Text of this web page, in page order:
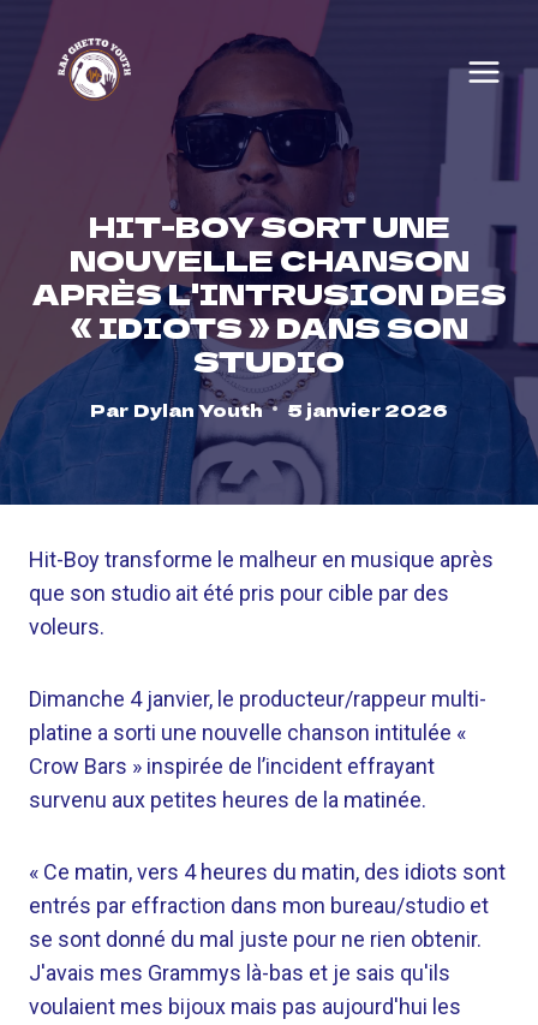
content
HIT-BOY SORT UNE
NOUVELLE CHANSON
APRÈS L'INTRUSION DES
« IDIOTS » DANS SON
STUDIO
Par Dylan Youth 5 janvier 2026
Hit-Boy transforme le malheur en musique après
que son studio ait été pris pour cible par des
voleurs.
Dimanche 4 janvier, le producteur/rappeur multi-
platine a sorti une nouvelle chanson intitulée «
Crow Bars » inspirée de l’incident effrayant
survenu aux petites heures de la matinée.
« Ce matin, vers 4 heures du matin, des idiots sont
entrés par effraction dans mon bureau/studio et
se sont donné du mal juste pour ne rien obtenir.
J'avais mes Grammys là-bas et je sais qu'ils
voulaient mes bijoux mais pas aujourd'hui les